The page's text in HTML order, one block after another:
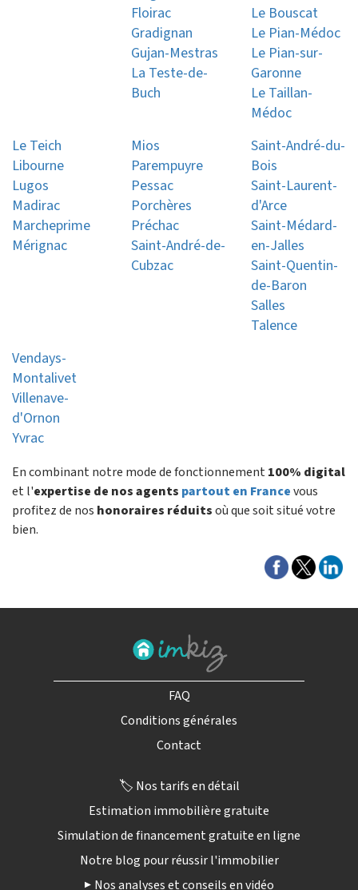
Floirac
Gradignan
Gujan-Mestras
La Teste-de-
Buch
Le Bouscat
Le Pian-Médoc
Le Pian-sur-
Garonne
Le Taillan-
Médoc
Le Teich
Libourne
Lugos
Madirac
Marcheprime
Mérignac
Mios
Parempuyre
Pessac
Porchères
Préchac
Saint-André-de-
Cubzac
Saint-André-du-
Bois
Saint-Laurent-
d'Arce
Saint-Médard-
en-Jalles
Saint-Quentin-
de-Baron
Salles
Talence
Vendays-
Montalivet
Villenave-
d'Ornon
Yvrac
En combinant notre mode de fonctionnement 100% digital
et l'expertise de nos agents partout en Francevous
profitez de nos honoraires réduitsoù que soit situé votre
bien.
FAQ
Conditions générales
Contact
🏷️ Nos tarifs en détail
Estimation immobilière gratuite
Simulation de financement gratuite en ligne
Notre blog pour réussir l'immobilier
▶️ Nos analyses et conseils en vidéo